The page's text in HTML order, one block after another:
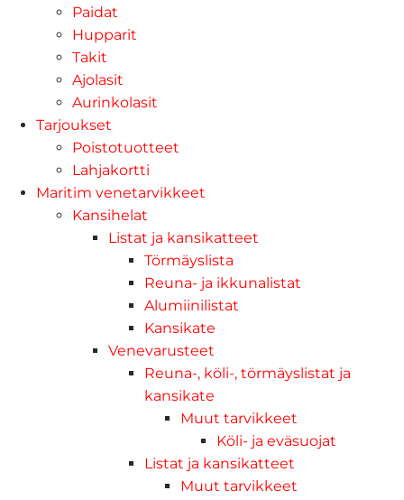
Paidat
Hupparit
Takit
Ajolasit
Aurinkolasit
Tarjoukset
Poistotuotteet
Lahjakortti
Maritim venetarvikkeet
Kansihelat
Listat ja kansikatteet
Törmäyslista
Reuna- ja ikkunalistat
Alumiinilistat
Kansikate
Venevarusteet
Reuna-, köli-, törmäyslistat ja
kansikate
Muut tarvikkeet
Köli- ja eväsuojat
Listat ja kansikatteet
Muut tarvikkeet